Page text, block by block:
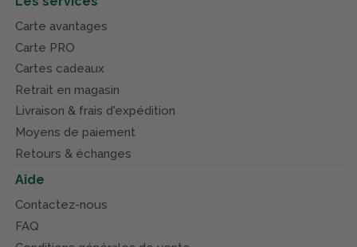
Carte avantages
Carte PRO
Cartes cadeaux
Retrait en magasin
Livraison & frais d'expédition
Moyens de paiement
Retours & échanges
Aide
Contactez-nous
FAQ